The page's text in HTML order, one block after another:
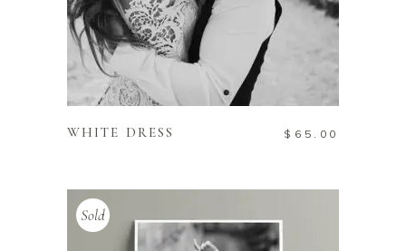
ADD TO CART
WHITE DRESS $ 65.00
Sold